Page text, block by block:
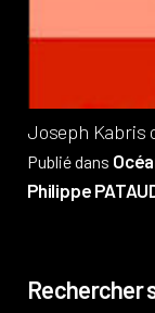
Joseph Kabris
Publié dans
Philippe
Rechercher